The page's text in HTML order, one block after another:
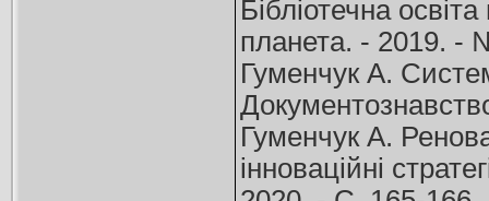
Бібліотечна
планета. - 2019. -
Гуменчук А.
Гуменчук А.
інноваційні